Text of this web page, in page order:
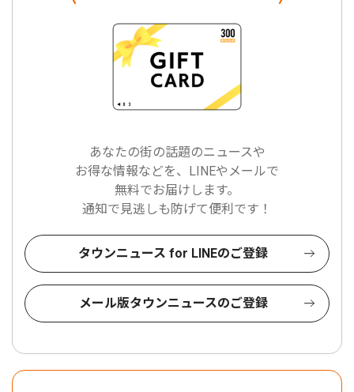
あなたの街の話題のニュースや
お得な情報などを、LINEやメールで
無料でお届けします。
通知で見逃しも防げて便利です！
タウンニュース for LINEのご登録
メール版タウンニュースのご登録